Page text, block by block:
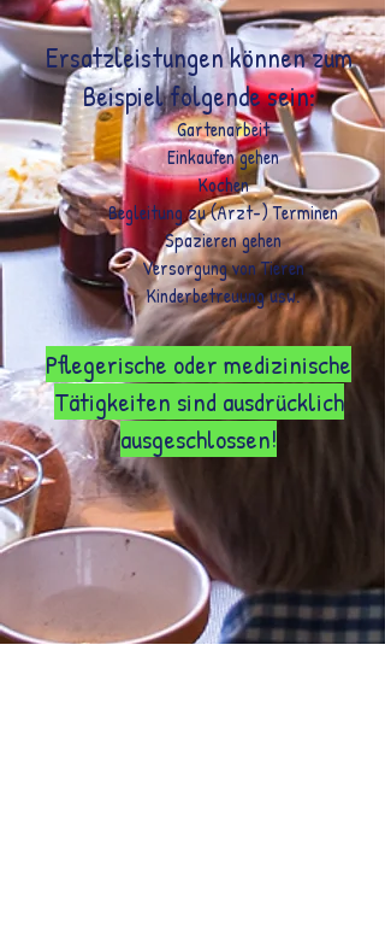
Ersatzleistungen können zum
Beispiel folgende sein:
Gartenarbeit
Einkaufen gehen
Kochen
Begleitung zu (Arzt-) Terminen
Spazieren gehen
Versorgung von Tieren
Kinderbetreuung usw.
Pflegerische oder medizinische
Tätigkeiten sind ausdrücklich
ausgeschlossen!